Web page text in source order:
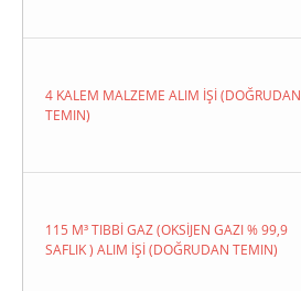
4 KALEM MALZEME ALIM İŞİ (DOĞRUDAN
TEMIN)
115 M³ TIBBİ GAZ (OKSİJEN GAZI % 99,9
SAFLIK ) ALIM İŞİ (DOĞRUDAN TEMIN)